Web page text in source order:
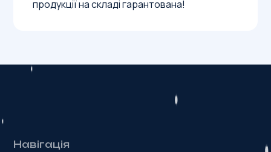
продукції на складі гарантована!
Навігація